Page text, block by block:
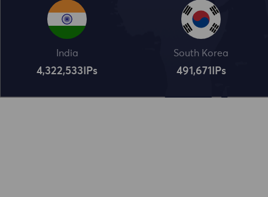
India
4,322,534 IPs
South Korea
491,672 IPs